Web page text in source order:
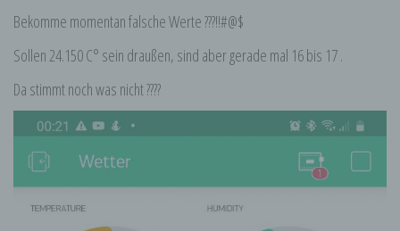
Bekomme momentan falsche Werte ???!!#@$
Sollen 24.150 C° sein draußen, sind aber gerade mal 16 bis 17 .
Da stimmt noch was nicht ????